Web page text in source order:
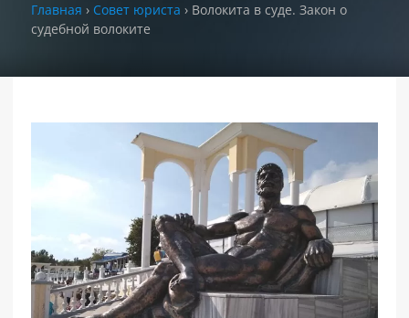
Задать вопрос
РАЗДЕЛЫ
Главная › Совет юриста › Волокита в суде. Закон о
судебной волоките